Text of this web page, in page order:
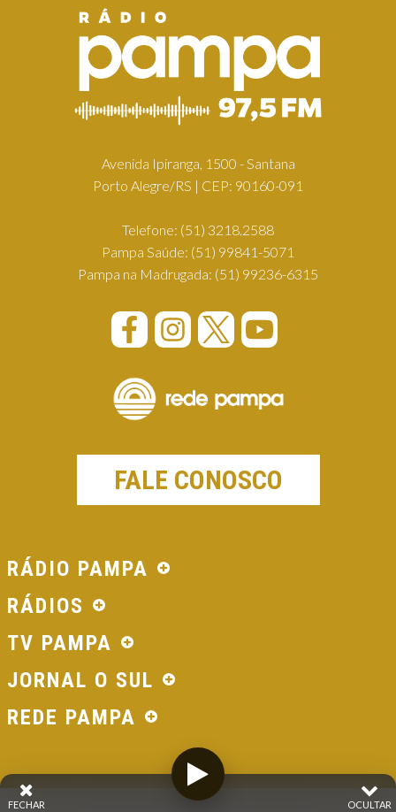
Avenida Ipiranga, 1500 - Santana
Porto Alegre/RS | CEP: 90160-091
Telefone: (51) 3218.2588
Pampa Saúde: (51) 99841-5071
Pampa na Madrugada: (51) 99236-6315
FALE CONOSCO
RÁDIO PAMPA
RÁDIOS
TV PAMPA
JORNAL O SUL
REDE PAMPA
OCULTAR
FECHAR